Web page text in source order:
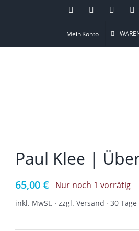
InstagramPinterest
Mein Konto
Paul Klee |
65,00€ Nur noch 1 vorrätig
inkl. MwSt. · zzgl. Versand · 30